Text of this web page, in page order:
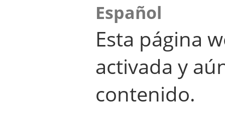
Español
Esta página
activada y
contenido.